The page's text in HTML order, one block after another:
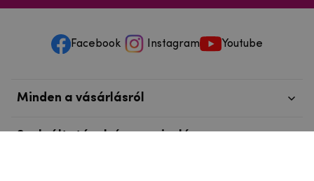
Facebook Instagram Youtube
Minden a vásárlásról